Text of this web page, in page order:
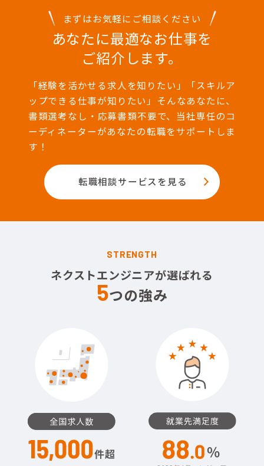
まずはお気軽にご相談ください
あなたに最適なお仕事を
ご紹介します。
「経験を活かせる求人を知りたい」「スキルア
ップできる仕事が知りたい」そんなあなたに、
書類選考なし・応募書類不要で、当社専任のコ
ーディネーターがあなたの転職をサポートしま
す！
転職相談サービスを見る
STRENGTH
ネクストエンジニアが選ばれる
5つの強み